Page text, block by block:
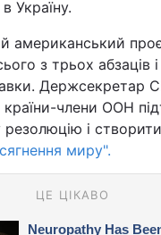
Україну.
американський
з трьох абзаців
Держсекретар
країни-члени ООН
і створити
миру".